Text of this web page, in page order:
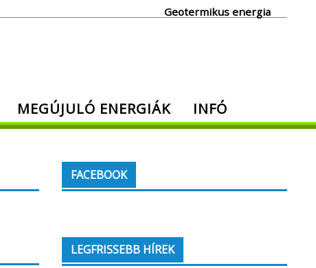
Geotermikus energia
MEGÚJULÓ ENERGIÁK INFÓ
FACEBOOK
LEGFRISSEBB HÍREK